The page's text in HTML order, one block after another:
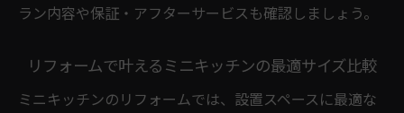
ラン内容や保証・アフターサービスも確認しましょう。
リフォームで叶えるミニキッチンの最適サイズ比較
ミニキッチンのリフォームでは、設置スペースに最適な